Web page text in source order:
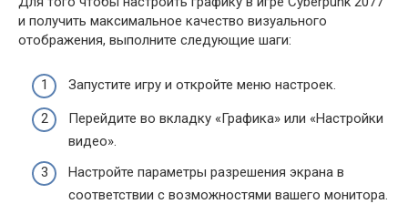
и получить максимальное качество визуального
отображения, выполните следующие шаги:
Запустите игру и откройте меню настроек.
Перейдите во вкладку «Графика» или «Настройки
видео».
Настройте параметры разрешения экрана в
соответствии с возможностями вашего монитора.